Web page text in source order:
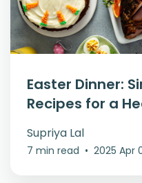
Easter Dinner:
Recipes for a
Supriya Lal
7 min read • 2025 Apr